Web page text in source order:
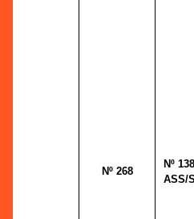
Nº 268
Nº
ASS/